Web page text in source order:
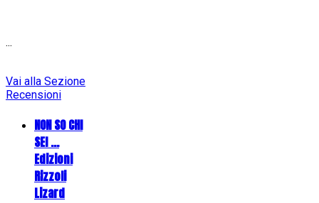
...
Vai alla Sezione
Recensioni
NON SO CHI
SEI ...
Edizioni
Rizzoli
Lizard